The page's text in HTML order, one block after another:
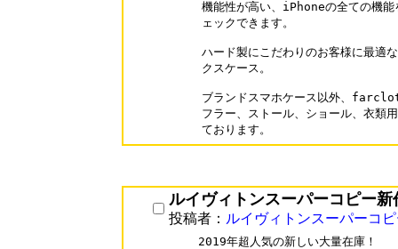
機能性が高い、iPhoneの全ての機能
ェックできます。
ハード製にこだわりのお客様に最
クスケース。
ブランドスマホケース以外、
フラー、ストール、ショール、衣類
ております。
ルイヴィトンスーパーコピー新
投稿者： ルイヴィトンスーパーコ
2019年超人気の新しい大量在庫！